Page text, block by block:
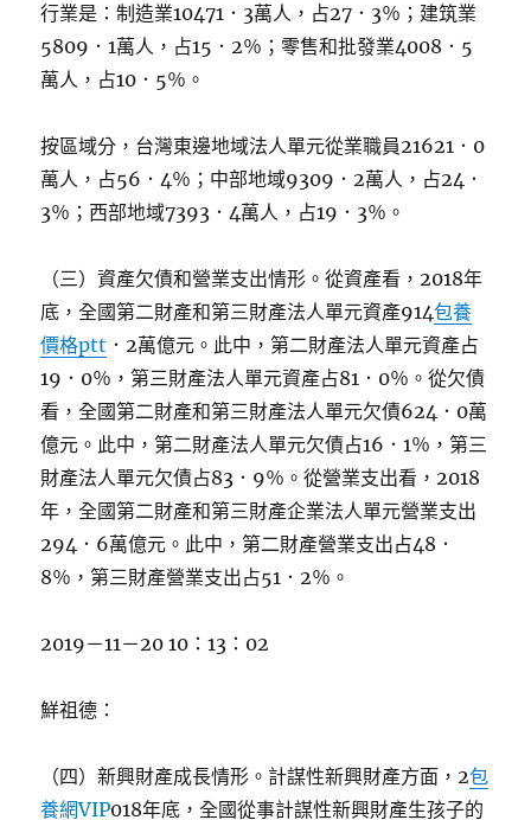
行業是：制造業10471．3萬人，占27．3％；建筑業
5809．1萬人，占15．2％；零售和批發業4008．5
萬人，占10．5％。
按區域分，台灣東邊地域法人單元從業職員21621．0
萬人，占56．4％；中部地域9309．2萬人，占24．
3％；西部地域7393．4萬人，占19．3％。
（三）資產欠債和營業支出情形。從資產看，2018年
底，全國第二財產和第三財產法人單元資產914包養
價格ptt ．2萬億元。此中，第二財產法人單元資產占
19．0％，第三財產法人單元資產占81．0％。從欠債
看，全國第二財產和第三財產法人單元欠債624．0萬
億元。此中，第二財產法人單元欠債占16．1％，第三
財產法人單元欠債占83．9％。從營業支出看，2018
年，全國第二財產和第三財產企業法人單元營業支出
294．6萬億元。此中，第二財產營業支出占48．
8％，第三財產營業支出占51．2％。
2019－11－20 10：13：02
鮮祖德：
（四）新興財產成長情形。計謀性新興財產方面，2包
養網VIP018年底，全國從事計謀性新興財產生孩子的